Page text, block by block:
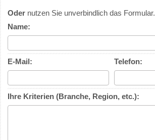
Oder nutzen Sie unverbindlich das Formular.
Name:
E-Mail: Telefon:
Ihre Kriterien (Branche, Region, etc.):